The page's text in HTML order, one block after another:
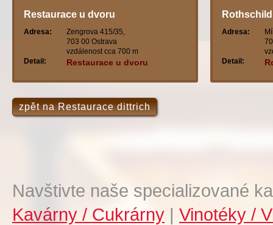
Restaurace u dvoru
Adresa:
Zengrova 415/35,
703 00 Ostrava
vzdálenost cca 700 m
Detail:
Restaurace u dvoru
Adresa:
Detail:
zpět na Restaurace dittrich
Navštivte naše specializované
Kavárny / Cukrárny | Vinotéky /